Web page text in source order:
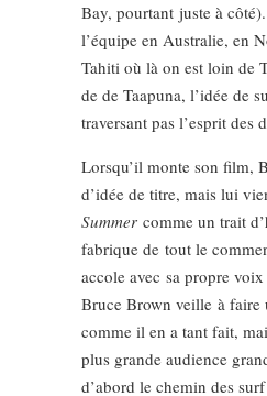
Bay, pourtant juste à
l’équipe en Australie, en
Tahiti où là on est loin de
de de Taapuna, l’idée de
traversant pas l’esprit des
Lorsqu’il monte son film,
d’idée de titre, mais lui
Summer comme un trait
fabrique de tout le
accole avec sa propre
Bruce Brown veille à faire
comme il en a tant fait,
plus grande audience
d’abord le chemin des